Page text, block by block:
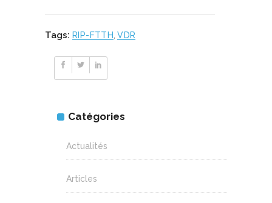
Tags: RIP-FTTH, VDR
Catégories
Actualités
Articles